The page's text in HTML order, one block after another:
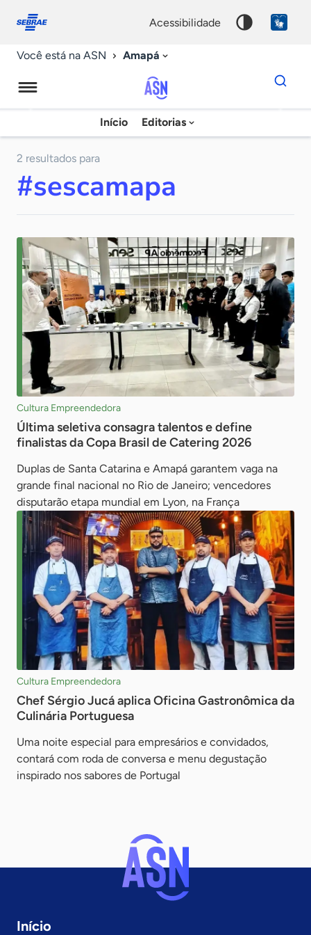
conosco
acessibilidade
Você está na ASN Amapá
Agência
Sebrae
Notícias
Início Editorias
Dados
para
chave
2 resultados para
#sescamapa
Cultura Empreendedora
Última seletiva consagra talentos e define
finalistas da Copa Brasil de Catering 2026
Duplas de Santa Catarina e Amapá garantem vaga na
grande final nacional no Rio de Janeiro; vencedores
disputarão etapa mundial em Lyon, na França
Cultura Empreendedora
Chef Sérgio Jucá aplica Oficina Gastronômica da
Culinária Portuguesa
Uma noite especial para empresários e convidados,
contará com roda de conversa e menu degustação
inspirado nos sabores de Portugal
Início